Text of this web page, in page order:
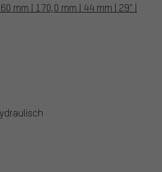
mm | 170,0 mm | 44 mm | 29" |